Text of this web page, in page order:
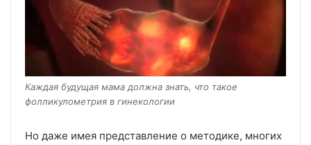
Каждая будущая мама должна знать, что такое
фолликулометрия в гинекологии
Но даже имея представление о методике, многих